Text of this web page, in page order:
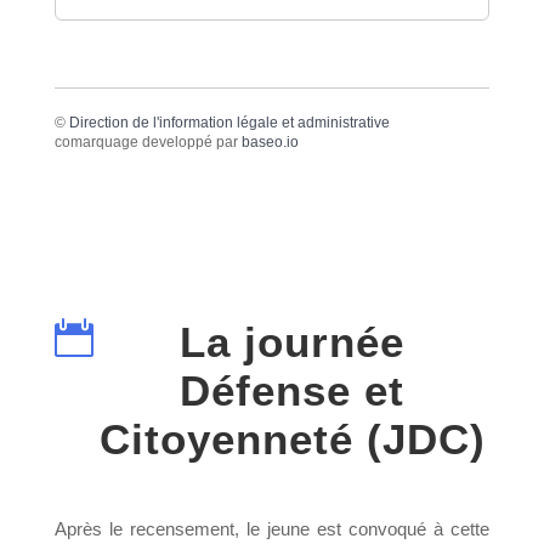
© Direction de l'information légale et administrative
comarquage developpé par baseo.io

La journée
Défense et
Citoyenneté (JDC)
Après le recensement, le jeune est convoqué à cette